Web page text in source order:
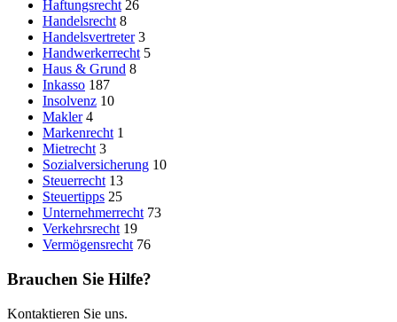
Haftungsrecht 26
Handelsrecht 8
Handelsvertreter 3
Handwerkerrecht 5
Haus & Grund 8
Inkasso 187
Insolvenz 10
Makler 4
Markenrecht 1
Mietrecht 3
Sozialversicherung 10
Steuerrecht 13
Steuertipps 25
Unternehmerrecht 73
Verkehrsrecht 19
Vermögensrecht 76
Brauchen Sie Hilfe?
Kontaktieren Sie uns.